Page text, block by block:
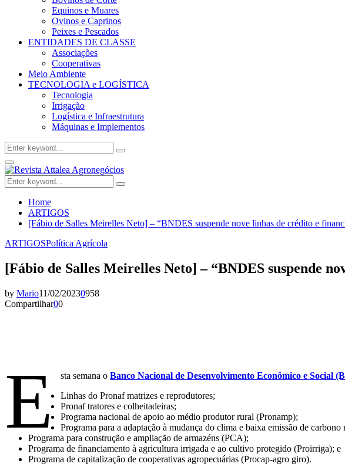
Equinos e Muares
Ovinos e Caprinos
Peixes e Pescados
ENTIDADES DE CLASSE
Associações
Cooperativas
Meio Ambiente
TECNOLOGIA e LOGÍSTICA
Tecnologia
Irrigação
Logística e Infraestrutura
Máquinas e Implementos
Search
for:
Search
Facebook
Twitter
Instagram
Linkedin
Youtube
Email
Primary
Menu
Search
for:
Search
Home
ARTIGOS
[Fábio de Salles Meirelles Neto] – “BNDES suspende nove linhas de crédito e
ARTIGOSPolítica Agrícola
[Fábio de Salles Meirelles Neto] – “BNDES suspende
by Mario11/02/20230958
Compartilhar00
E sta semana oBanco Nacional de Desenvolvimento Econômico e Social
Linhas do Pronaf matrizes e reprodutores;
Pronaf tratores e colheitadeiras;
Programa nacional de apoio ao médio produtor rural (Pronamp);
Programa para a adaptação à mudança do clima e baixa emissão de
Programa para construção e ampliação de armazéns (PCA);
Programa de financiamento à agricultura irrigada e ao cultivo protegido (Proirriga); e
Programa de capitalização de cooperativas agropecuárias (Procap-agro giro).